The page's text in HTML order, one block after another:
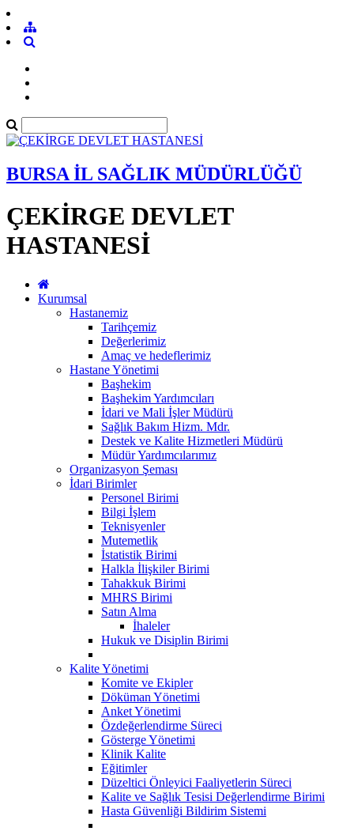
BURSA İL SAĞLIK MÜDÜRLÜĞÜ
ÇEKİRGE DEVLET
HASTANESİ
Kurumsal
Hastanemiz
Tarihçemiz
Değerlerimiz
Amaç ve hedeflerimiz
Hastane Yönetimi
Başhekim
Başhekim Yardımcıları
İdari ve Mali İşler Müdürü
Sağlık Bakım Hizm. Mdr.
Destek ve Kalite Hizmetleri Müdürü
Müdür Yardımcılarımız
Organizasyon Şeması
İdari Birimler
Personel Birimi
Bilgi İşlem
Teknisyenler
Mutemetlik
İstatistik Birimi
Halkla İlişkiler Birimi
Tahakkuk Birimi
MHRS Birimi
Satın Alma
İhaleler
Hukuk ve Disiplin Birimi
Kalite Yönetimi
Komite ve Ekipler
Döküman Yönetimi
Anket Yönetimi
Özdeğerlendirme Süreci
Gösterge Yönetimi
Klinik Kalite
Eğitimler
Düzeltici Önleyici Faaliyetlerin Süreci
Kalite ve Sağlık Tesisi Değerlendirme Birimi
Hasta Güvenliği Bildirim Sistemi